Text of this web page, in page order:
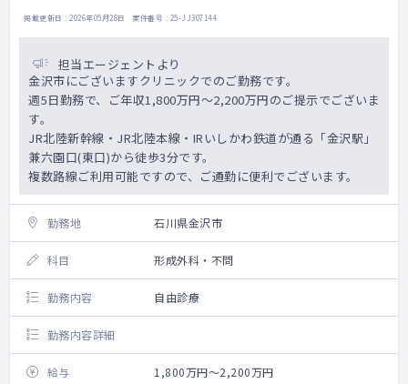
掲載更新日 : 2026年05月28日 案件番号 : 25-JJ307144
担当エージェントより
金沢市にございますクリニックでのご勤務です。
週5日勤務で、ご年収1,800万円～2,200万円のご提示でございま
す。
JR北陸新幹線・JR北陸本線・IRいしかわ鉄道が通る「金沢駅」
兼六園口(東口)から徒歩3分です。
複数路線ご利用可能ですので、ご通勤に便利でございます。
勤務地 石川県金沢市
科目 形成外科・不問
勤務内容 自由診療
勤務内容詳細
給与 1,800万円～2,200万円